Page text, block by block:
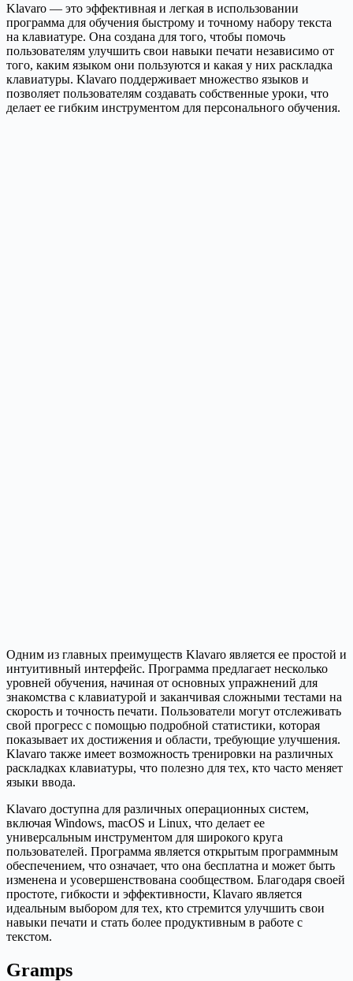
Klavaro — это эффективная и легкая в использовании
программа для обучения быстрому и точному набору текста
на клавиатуре. Она создана для того, чтобы помочь
пользователям улучшить свои навыки печати независимо от
того, каким языком они пользуются и какая у них раскладка
клавиатуры. Klavaro поддерживает множество языков и
позволяет пользователям создавать собственные уроки, что
делает ее гибким инструментом для персонального обучения.
Одним из главных преимуществ Klavaro является ее простой и
интуитивный интерфейс. Программа предлагает несколько
уровней обучения, начиная от основных упражнений для
знакомства с клавиатурой и заканчивая сложными тестами на
скорость и точность печати. Пользователи могут отслеживать
свой прогресс с помощью подробной статистики, которая
показывает их достижения и области, требующие улучшения.
Klavaro также имеет возможность тренировки на различных
раскладках клавиатуры, что полезно для тех, кто часто меняет
языки ввода.
Klavaro доступна для различных операционных систем,
включая Windows, macOS и Linux, что делает ее
универсальным инструментом для широкого круга
пользователей. Программа является открытым программным
обеспечением, что означает, что она бесплатна и может быть
изменена и усовершенствована сообществом. Благодаря своей
простоте, гибкости и эффективности, Klavaro является
идеальным выбором для тех, кто стремится улучшить свои
навыки печати и стать более продуктивным в работе с
текстом.
Gramps